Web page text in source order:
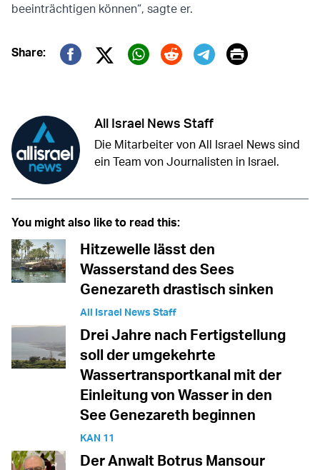
beeinträchtigen können“, sagte er.
Share:
Twitter (X)
Print
All Israel News Staff
Die Mitarbeiter von All Israel News sind
ein Team von Journalisten in Israel.
You might also like to read this:
Hitzewelle lässt den
Wasserstand des Sees
Genezareth drastisch sinken
All Israel News Staff
Drei Jahre nach Fertigstellung
soll der umgekehrte
Wassertransportkanal mit der
Einleitung von Wasser in den
See Genezareth beginnen
KAN 11
Der Anwalt Botrus Mansour